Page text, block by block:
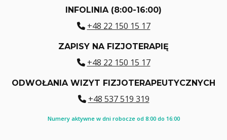
INFOLINIA (8:00-16:00)
+48 22 150 15 17
ZAPISY NA FIZJOTERAPIĘ
+48 22 150 15 17
ODWOŁANIA WIZYT FIZJOTERAPEUTYCZNYCH
+48 537 519 319
Numery aktywne w dni robocze od 8:00 do 16:00